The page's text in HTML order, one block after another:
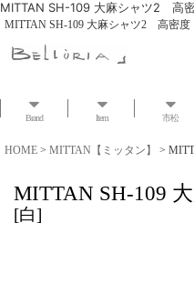
MITTAN SH-109 大麻シャツ2 高
MITTAN SH-109 大麻シャツ2 高密度
Brand Item 市松
HOME > MITTAN【ミッタン】 >
MITTAN SH-109
[白]